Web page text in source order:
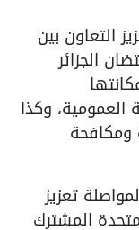
التعاون بين
الجزائر
العمومية، وكذا
ومكافحة
تعزيز
المشترك